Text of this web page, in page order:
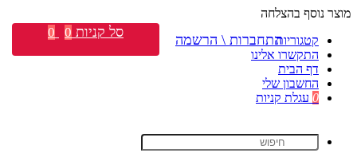
מוצר נוסף בהצלחה
קטגוריות
התקשרו אלינו
דף הבית
החשבון שלי
0 עגלת קניות
התחברות \ הרשמה סל קניות 0
0